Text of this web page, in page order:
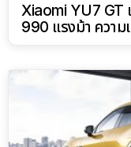
Xiaomi YU7 GT
990 แรงม้า ควา